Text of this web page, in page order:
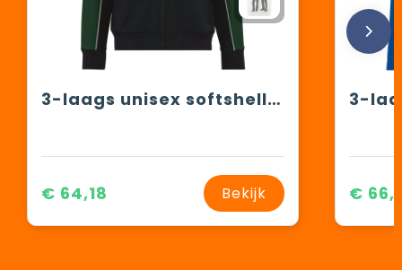
3-laags unisex softshelljas
€ 64,18 Bekijk €